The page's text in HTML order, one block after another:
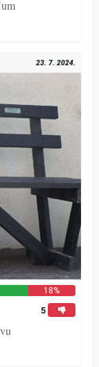
23. 7. 2024.
18%
5